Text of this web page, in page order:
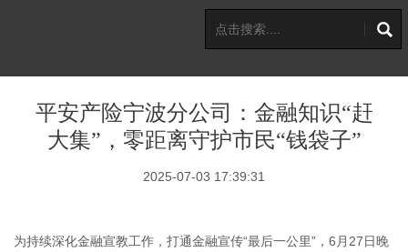
平安产险宁波分公司：金融知识“赶
大集”，零距离守护市民“钱袋子”
2025-07-03 17:39:31
为持续深化金融宣教工作，打通金融宣传“最后一公里”，6月27日晚